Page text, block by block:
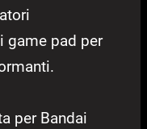
game pad per
per Bandai